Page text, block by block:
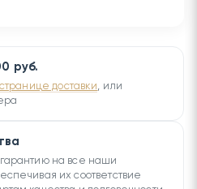
руб.
странице доставки, или
на все наши
их соответствие